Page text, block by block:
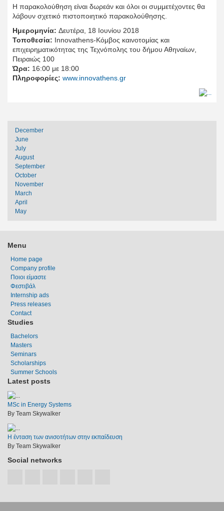
Η παρακολούθηση είναι δωρεάν και όλοι οι συμμετέχοντες θα
λάβουν σχετικό πιστοποιητικό παρακολούθησης.
Ημερομηνία: Δευτέρα, 18 Ιουνίου 2018
Τοποθεσία: Ιnnovathens-Κόμβος καινοτομίας και
επιχειρηματικότητας της Τεχνόπολης του δήμου Αθηναίων,
Πειραιώς 100
Ώρα: 16:00 με 18:00
Πληροφορίες: www.innovathens.gr
December
June
July
August
September
October
November
March
April
May
Menu
Home page
Company profile
Ποιοι είμαστε
Φεστιβάλ
Internship ads
Press releases
Contact
Studies
Bachelors
Masters
Seminars
Scholarships
Summer Schools
Latest posts
MSc in Energy Systems
By Team Skywalker
Η ένταση των ανισοτήτων στην εκπαίδευση
By Team Skywalker
Social networks